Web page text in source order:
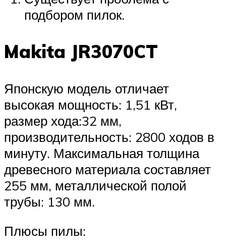
подбором пилок.
Makita JR3070CT
Японскую модель отличает
высокая мощность: 1,51 кВт,
размер хода:32 мм,
производительность: 2800 ходов в
минуту. Максимальная толщина
древесного материала составляет
255 мм, металлической полой
трубы: 130 мм.
Плюсы пилы: